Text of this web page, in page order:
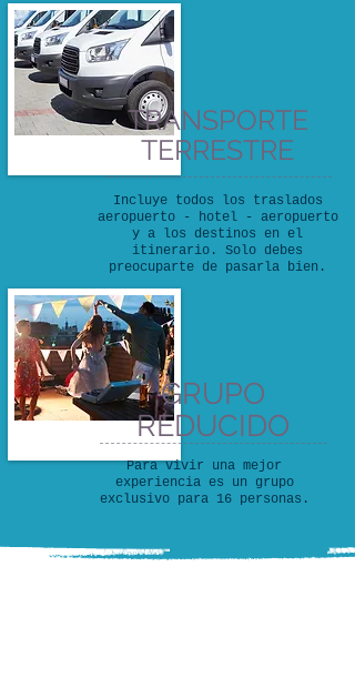
TRANSPORTE
TERRESTRE
Incluye todos los traslados
aeropuerto - hotel - aeropuerto
y a los destinos en el
itinerario. Solo debes
preocuparte de pasarla bien.
GRUPO
REDUCIDO
Para vivir una mejor
experiencia es un grupo
exclusivo para 16 personas.